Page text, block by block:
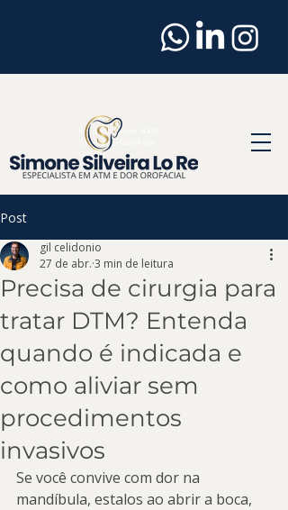
Dentista
Especialista em ATM
e Dor Orofacial em
Osasco
Post
Precisa de cirurgia para
tratar DTM? Entenda
quando é indicada e
como aliviar sem
procedimentos
invasivos
gil celidonio
27 de abr. 3 min de leitura
Se você convive com dor na
mandíbula, estalos ao abrir a boca,